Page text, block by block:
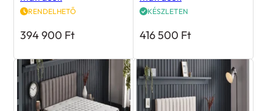
RENDELHETŐ
394 900 Ft
KÉSZLETEN
416 500 Ft